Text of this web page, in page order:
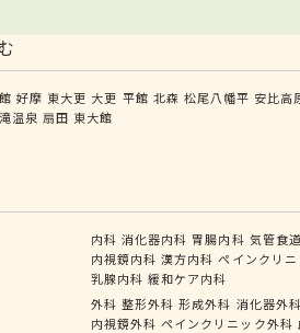
好摩 東大更 大更 平館 北森 松尾八幡平 安比高
温泉 扇田 東大館
内科 消化器内科 胃腸内科 気管食
内視鏡内科 漢方内科 ペインクリ
乳腺内科 緩和ケア内科
外科 整形外科 形成外科 消化器外科
内視鏡外科 ペインクリニック外科